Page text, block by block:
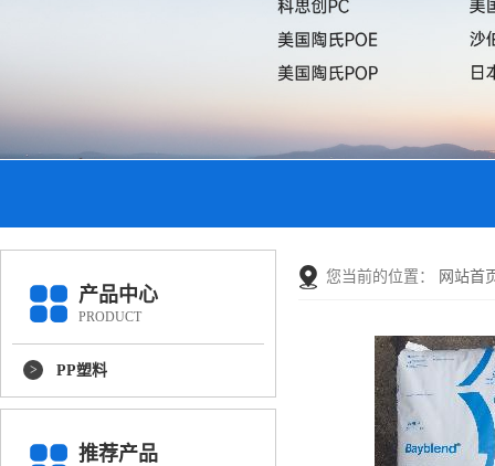
产品中心
PRODUCT
PP塑料
推荐产品
您当前的位置： 网站首